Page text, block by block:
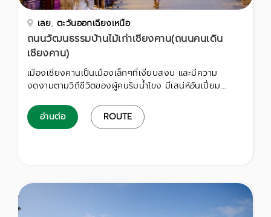
เลย, ตะวันออกเฉียงเหนือ
ถนนวัฒนธรรมบ้านไม้เก่าเชียงคาน(ถนนคนเดิน
เชียงคาน)
เมืองเชียงคานเป็นเมืองเล็กๆที่เงียบสงบ และมีความ
งดงามตามวิถีขีวิตของผู้คนริมน้ำโขง มีเสน่ห์อันเปี่ยม...
อ่านต่อ ROUTE